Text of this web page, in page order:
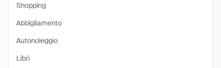
Shopping
Abbigliamento
Autonoleggio
Libri